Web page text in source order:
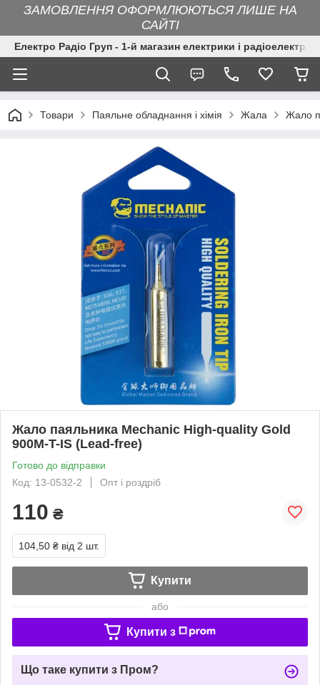
ЗАМОВЛЕННЯ ОФОРМЛЮЮТЬСЯ ЛИШЕ НА
САЙТІ
Електро Радіо Груп - 1-й магазин електрики і
Товари Паяльне обладнання і хімія Жала Жало
Жало паяльника Mechanic High-quality Gold
900M-T-IS (Lead-free)
Готово до відправки
Код: 13-0532-2
Опт і роздріб
110 ₴
104,50 ₴ від 2 шт.
Купити
або
Купити з
Що таке купити з Пром?